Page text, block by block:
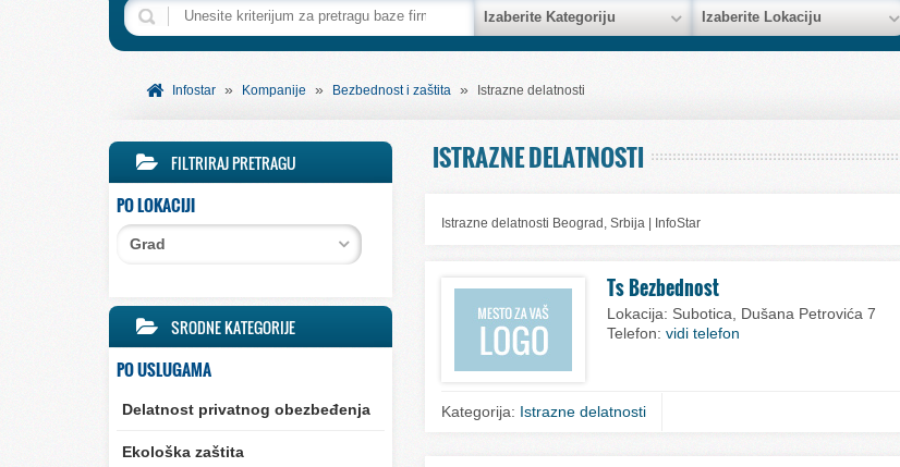
Izaberite Kategoriju Izaberite Lokaciju
Infostar » Kompanije » Bezbednost i zaštita » Istrazne delatnosti
FILTRIRAJ PRETRAGU
PO LOKACIJI
Grad
SRODNE KATEGORIJE
PO USLUGAMA
Delatnost privatnog obezbeđenja
Ekološka zaštita
ISTRAZNE DELATNOSTI
Istrazne delatnosti Beograd, Srbija | InfoStar
Ts Bezbednost
Lokacija: Subotica, Dušana Petrovića 7
Telefon: vidi telefon
Kategorija: Istrazne delatnosti